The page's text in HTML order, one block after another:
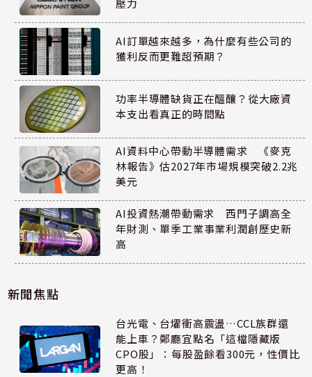
壓力
AI訂單越來越多，為什麼有些公司的
獲利反而更難超預期？
功率半導體缺貨正在醞釀？從大廠資
本支出看真正的時間點
AI資料中心帶動半導體需求 《麥克
林報告》估2027年市場規模突破2.2兆
美元
AI投資熱潮帶動需求 西門子調高全
年財測、單季工業事業利潤創歷史新
高
新聞焦點
台光電、台燿衝高震盪…CCL族群還
能上車？鄭廳宜點名「這檔隱藏版
CPO股」：每股盈餘看300元，性價比
更高！